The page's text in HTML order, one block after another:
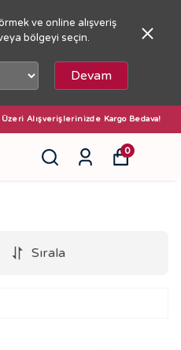
ve online alışveriş
bölgeyi seçin.
Devam
Kargo Bedava!
0
Sırala